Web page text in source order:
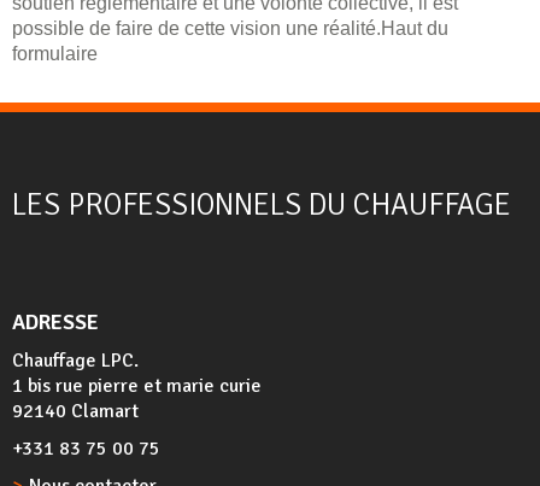
possible de faire de cette vision une réalité.Haut du
formulaire
LES PROFESSIONNELS DU CHAUFFAGE
ADRESSE
Chauffage LPC.
1 bis rue pierre et marie curie
92140 Clamart
+331 83 75 00 75